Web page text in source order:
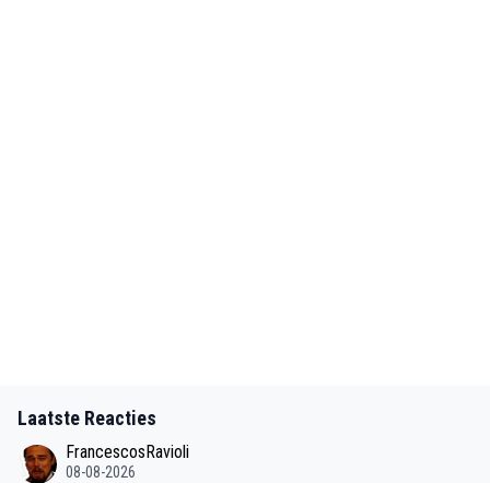
Laatste Reacties
FrancescosRavioli
08-08-2026